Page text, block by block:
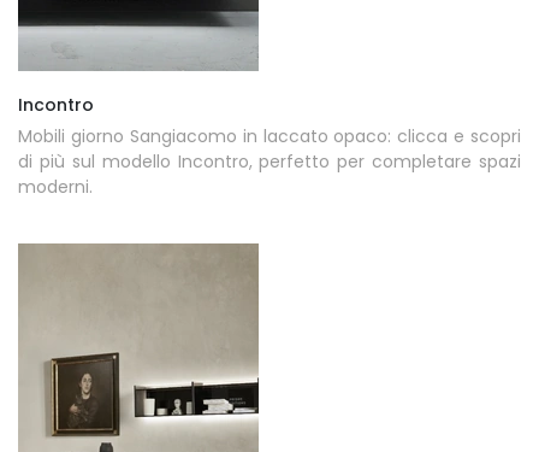
Incontro
Mobili giorno Sangiacomo in laccato opaco: clicca e scopri
di più sul modello Incontro, perfetto per completare spazi
moderni.